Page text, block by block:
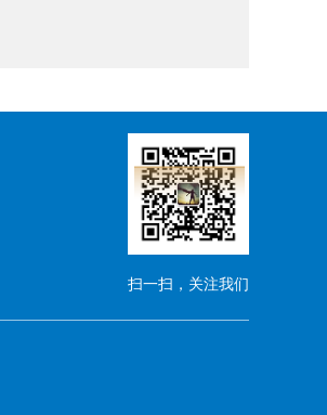
扫一扫，关注我们